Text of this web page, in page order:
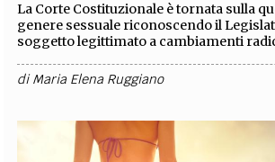
La Corte Costituzionale è tornata sulla
genere sessuale riconoscendo il
soggetto legittimato a cambiamenti
diMaria Elena Ruggiano